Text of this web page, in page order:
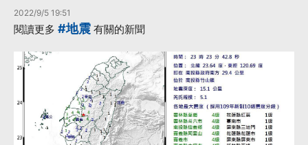
2022/9/5 19:51
閱讀更多 #地震 有關的新聞